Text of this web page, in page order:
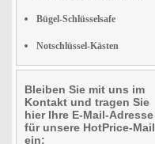
Bügel-Schlüsselsafe
Notschlüssel-Kästen
Bleiben Sie mit uns im
Kontakt und tragen Sie
hier Ihre E-Mail-Adresse
für unsere HotPrice-Mail
ein: